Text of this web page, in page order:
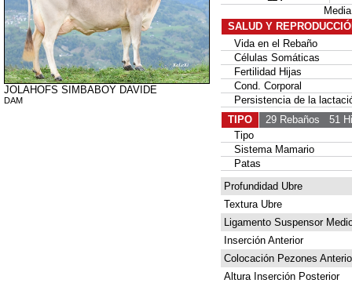
JOLAHOFS SIMBABOY DAVIDE
DAM
SALUD Y
Vida en el Rebaño
Células Somáticas
Fertilidad Hijas
Cond. Corporal
Persistencia de la
TIPO
29 Rebaños 51
Tipo
Sistema Mamario
Patas
Profundidad Ubre
Textura Ubre
Ligamento Suspensor
Inserción Anterior
Colocación Pezones
Altura Inserción Posterior